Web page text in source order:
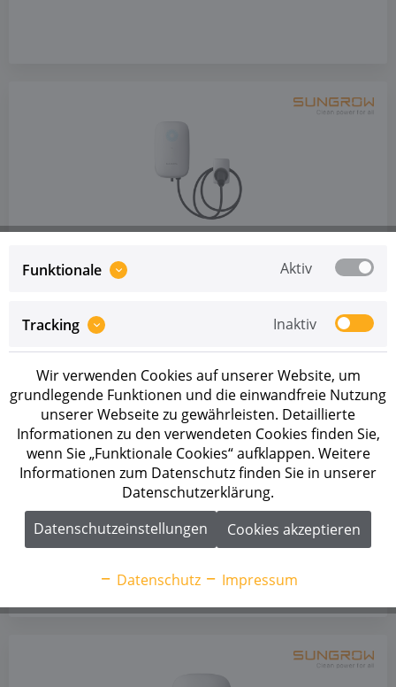
Sungrow Wallbox AC022E-01 V11 (m.
Kabel und MID Meter)
Geschäftskunde sichtbar.
Die Sungrow AC022E-01 ermöglicht sicheres und effizientes
Laden mit automatischem solar Überschussladen in
Verbindung mit Sungrow Hybrid-Wechselrichtern. Sie bietet
ein 7 Meter langes Typ-2-Ladekabel, RFID-Zugang und
vielseitige Kommunikationsschnittstellen.
Funktionale Aktiv
Tracking Inaktiv
Wir verwenden Cookies auf unserer Website, um
grundlegende Funktionen und die einwandfreie Nutzung
unserer Webseite zu gewährleisten. Detaillierte
Informationen zu den verwendeten Cookies finden Sie,
wenn Sie „Funktionale Cookies“ aufklappen. Weitere
Informationen zum Datenschutz finden Sie in unserer
Datenschutzerklärung.
Datenschutzeinstellungen
Cookies akzeptieren
Datenschutz Impressum